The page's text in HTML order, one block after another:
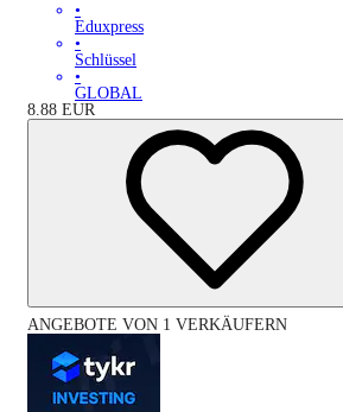
•
Eduxpress
•
Schlüssel
•
GLOBAL
8.88 EUR
ANGEBOTE VON 1 VERKÄUFERN